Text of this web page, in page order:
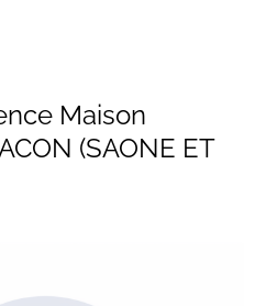
Maison
(SAONE ET